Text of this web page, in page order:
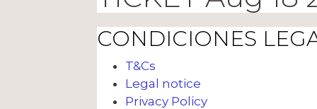
CONDICIONES
T&Cs
Legal notice
Privacy Policy